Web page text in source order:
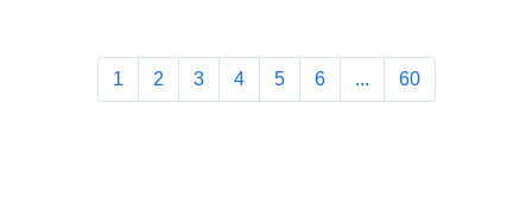
1 2 3 4 5 6 ... 60